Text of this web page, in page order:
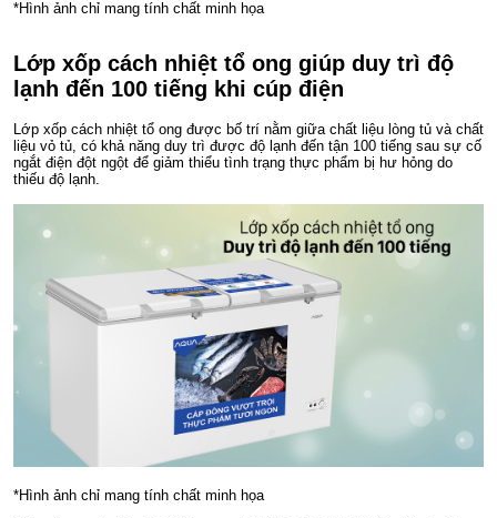
*Hình ảnh chỉ mang tính chất minh họa
Lớp xốp cách nhiệt tổ ong giúp duy trì độ
lạnh đến 100 tiếng khi cúp điện
Lớp xốp cách nhiệt tổ ong được bố trí nằm giữa chất liệu lòng tủ và chất
liệu vỏ tủ, có khả năng duy trì được độ lạnh đến tận 100 tiếng sau sự cố
ngắt điện đột ngột để giảm thiểu tình trạng thực phẩm bị hư hỏng do
thiếu độ lạnh.
*Hình ảnh chỉ mang tính chất minh họa